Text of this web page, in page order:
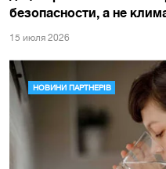
безопасности, а не
15 июля 2026